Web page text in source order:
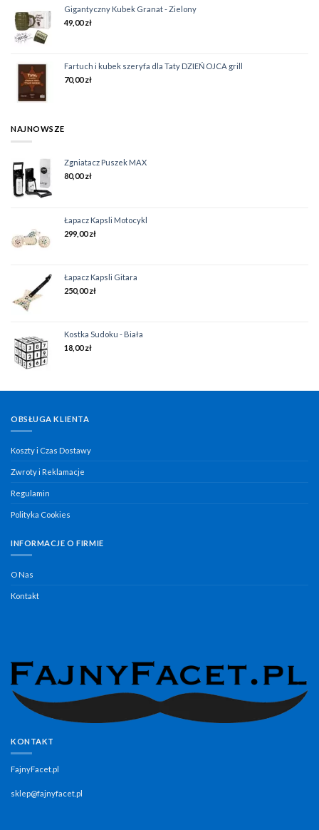
Gigantyczny Kubek Granat - Zielony
49,00zł
Fartuch i kubek szeryfa dla Taty DZIEŃ OJCA grill
70,00zł
NAJNOWSZE
Zgniatacz Puszek MAX
80,00zł
Łapacz Kapsli Motocykl
299,00zł
Łapacz Kapsli Gitara
250,00zł
Kostka Sudoku - Biała
18,00zł
OBSŁUGA KLIENTA
Koszty i Czas Dostawy
Zwroty i Reklamacje
Regulamin
Polityka Cookies
INFORMACJE O FIRMIE
O Nas
Kontakt
KONTAKT
FajnyFacet.pl
sklep@fajnyfacet.pl